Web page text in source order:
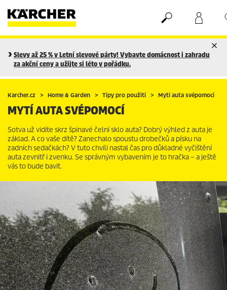
Nákupní košík
Seznam oblíbených produktů
Slevy až 25 % v Letní slevové párty! Vybavte domácnost i zahradu
za akční ceny a užijte si léto v pořádku.
Karcher.cz Home & Garden Tipy pro použití Mytí auta svépomocí
MYTÍ AUTA SVÉPOMOCÍ
Sotva už vidíte skrz špinavé čelní sklo auta? Dobrý výhled z auta je
základ. A co vaše dítě? Zanechalo spoustu drobečků a písku na
zadních sedačkách? V tuto chvíli nastal čas pro důkladné vyčištění
auta zevnitř i zvenku. Se správným vybavením je to hračka – a ještě
vás to bude bavit.